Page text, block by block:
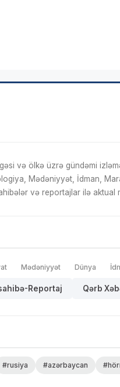
və ölkə üzrə gündəmi
Mədəniyyət, İdman,
və reportajlar ilə aktual
Mədəniyyət Dünya
Reportaj Qərb
#rusiya #azərbaycan